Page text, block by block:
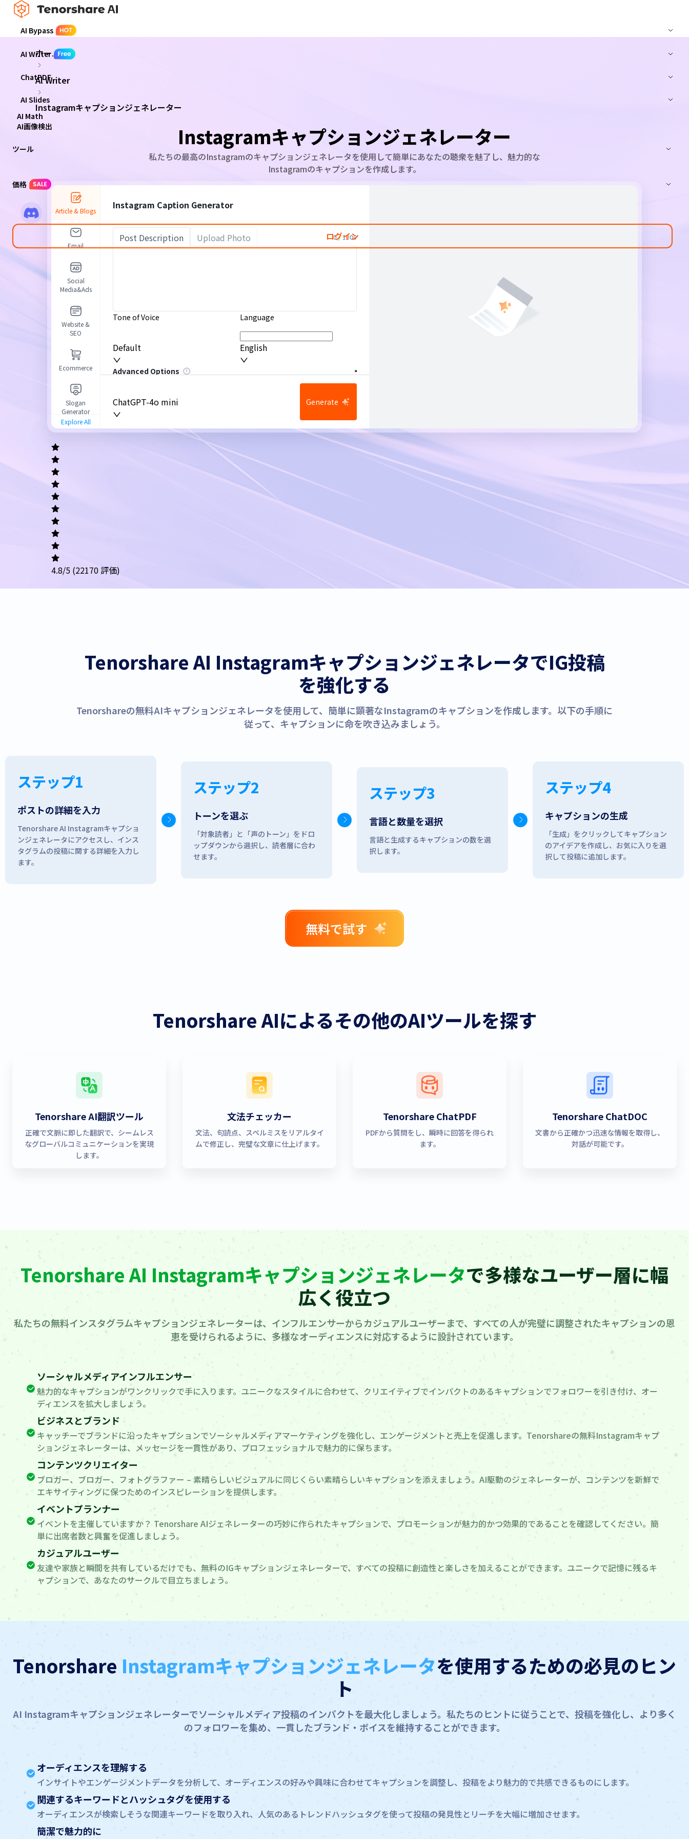
AI Bypass
AI Writer
ChatPDF
AI Slides
AI Math
AI画像検出
ツール
価格
ログイン
ホーム
Al Writer
Instagramキャプションジェネレーター
Instagramキャプションジェネレーター
私たちの最高のInstagramのキャプションジェネレータを使用して簡単にあなたの聴衆を魅了し、魅力的な
Instagramのキャプションを作成します。
Article & Blogs
Email
Social
Media&Ads
Website &
SEO
Ecommerce
Slogan
Generator
Others
Explore All
Instagram Caption Generator
Post Description Upload Photo 0/1000
Tone of Voice
Default
Language
English
Advanced Options
ChatGPT-4o mini Generate
4.8/5 (22170 評価)
Tenorshare AI InstagramキャプションジェネレータでIG投稿
を強化する
Tenorshareの無料AIキャプションジェネレータを使用して、簡単に顕著なInstagramのキャプションを作成します。以下の手順に
従って、キャプションに命を吹き込みましょう。
ステップ1
ポストの詳細を入力
Tenorshare AI Instagramキャプショ
ンジェネレータにアクセスし、インス
タグラムの投稿に関する詳細を入力し
ます。
ステップ2
トーンを選ぶ
「対象読者」と「声のトーン」をドロ
ップダウンから選択し、読者層に合わ
せます。
ステップ3
言語と数量を選択
言語と生成するキャプションの数を選
択します。
ステップ4
キャプションの生成
「生成」をクリックしてキャプション
のアイデアを作成し、お気に入りを選
択して投稿に追加します。
無料で試す
Tenorshare AIによるその他のAIツールを探す
Tenorshare AI翻訳ツール
正確で文脈に即した翻訳で、シームレス
なグローバルコミュニケーションを実現
します。
文法チェッカー
文法、句読点、スペルミスをリアルタイ
ムで修正し、完璧な文章に仕上げます。
Tenorshare ChatPDF
PDFから質問をし、瞬時に回答を得られ
ます。
Tenorshare ChatDOC
文書から正確かつ迅速な情報を取得し、
対話が可能です。
Tenorshare AI Instagramキャプションジェネレータで多様なユーザー層に幅
広く役立つ
私たちの無料インスタグラムキャプションジェネレーターは、インフルエンサーからカジュアルユーザーまで、すべての人が完璧に調整されたキャプションの恩
恵を受けられるように、多様なオーディエンスに対応するように設計されています。
ソーシャルメディアインフルエンサー
魅力的なキャプションがワンクリックで手に入ります。ユニークなスタイルに合わせて、クリエイティブでインパクトのあるキャプションでフォロワーを引き付け、オー
ディエンスを拡大しましょう。
ビジネスとブランド
キャッチーでブランドに沿ったキャプションでソーシャルメディアマーケティングを強化し、エンゲージメントと売上を促進します。Tenorshareの無料Instagramキャプ
ションジェネレーターは、メッセージを一貫性があり、プロフェッショナルで魅力的に保ちます。
コンテンツクリエイター
ブロガー、ブロガー、フォトグラファー – 素晴らしいビジュアルに同じくらい素晴らしいキャプションを添えましょう。AI駆動のジェネレーターが、コンテンツを新鮮で
エキサイティングに保つためのインスピレーションを提供します。
イベントプランナー
イベントを主催していますか？ Tenorshare AIジェネレーターの巧妙に作られたキャプションで、プロモーションが魅力的かつ効果的であることを確認してください。簡
単に出席者数と興奮を促進しましょう。
カジュアルユーザー
友達や家族と瞬間を共有しているだけでも、無料のIGキャプションジェネレーターで、すべての投稿に創造性と楽しさを加えることができます。ユニークで記憶に残るキ
ャプションで、あなたのサークルで目立ちましょう。
Tenorshare Instagramキャプションジェネレータを使用するための必見のヒン
ト
AI Instagramキャプションジェネレーターでソーシャルメディア投稿のインパクトを最大化しましょう。私たちのヒントに従うことで、投稿を強化し、より多く
のフォロワーを集め、一貫したブランド・ボイスを維持することができます。
オーディエンスを理解する
インサイトやエンゲージメントデータを分析して、オーディエンスの好みや興味に合わせてキャプションを調整し、投稿をより魅力的で共感できるものにします。
関連するキーワードとハッシュタグを使用する
オーディエンスが検索しそうな関連キーワードを取り入れ、人気のあるトレンドハッシュタグを使って投稿の発見性とリーチを大幅に増加させます。
簡潔で魅力的に